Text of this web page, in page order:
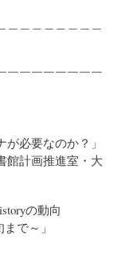
￣￣￣￣￣￣￣￣
必要なのか？」
館計画推進室・大
の動向
～」